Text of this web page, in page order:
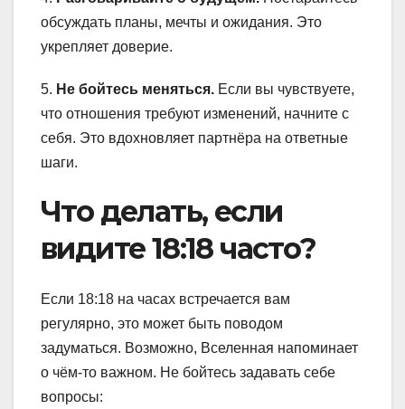
обсуждать планы, мечты и ожидания. Это
укрепляет доверие.
5. Не бойтесь меняться. Если вы чувствуете,
что отношения требуют изменений, начните с
себя. Это вдохновляет партнёра на ответные
шаги.
Что делать, если
видите 18:18 часто?
Если 18:18 на часах встречается вам
регулярно, это может быть поводом
задуматься. Возможно, Вселенная напоминает
о чём-то важном. Не бойтесь задавать себе
вопросы: